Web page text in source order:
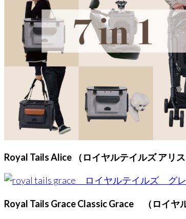
Royal Tails Alice （ロイヤルテイルズ アリス
Royal Tails Grace Classic Grace （ロイヤ